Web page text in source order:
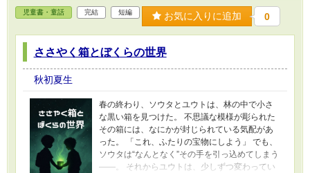
のとは——？
児童書・童話 完結 短編 お気に入りに追加 0
ささやく箱とぼくらの世界
秋初夏生
春の終わり、ソウタとユウトは、林の中で小さ
な黒い箱を見つけた。 不思議な模様が彫られた
その箱には、なにかが封じられている気配があ
った。 「これ、ふたりの宝物にしよう」 でも、
ソウタは“なんとなく”その手を引っ込めてしまう
――。 それからユウトは、少しずつ変わってい